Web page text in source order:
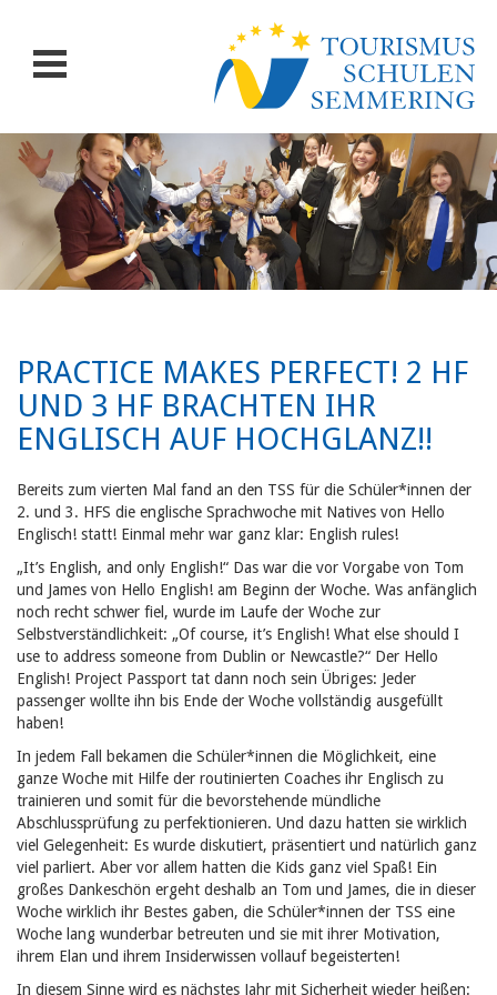
PRACTICE MAKES PERFECT! 2 HF
UND 3 HF BRACHTEN IHR
ENGLISCH AUF HOCHGLANZ!!
Bereits zum vierten Mal fand an den TSS für die Schüler*innen der
2. und 3. HFS die englische Sprachwoche mit Natives von Hello
Englisch! statt! Einmal mehr war ganz klar: English rules!
„It’s English, and only English!“ Das war die vor Vorgabe von Tom
und James von Hello English! am Beginn der Woche. Was anfänglich
noch recht schwer fiel, wurde im Laufe der Woche zur
Selbstverständlichkeit: „Of course, it’s English! What else should I
use to address someone from Dublin or Newcastle?“ Der Hello
English! Project Passport tat dann noch sein Übriges: Jeder
passenger wollte ihn bis Ende der Woche vollständig ausgefüllt
haben!
In jedem Fall bekamen die Schüler*innen die Möglichkeit, eine
ganze Woche mit Hilfe der routinierten Coaches ihr Englisch zu
trainieren und somit für die bevorstehende mündliche
Abschlussprüfung zu perfektionieren. Und dazu hatten sie wirklich
viel Gelegenheit: Es wurde diskutiert, präsentiert und natürlich ganz
viel parliert. Aber vor allem hatten die Kids ganz viel Spaß! Ein
großes Dankeschön ergeht deshalb an Tom und James, die in dieser
Woche wirklich ihr Bestes gaben, die Schüler*innen der TSS eine
Woche lang wunderbar betreuten und sie mit ihrer Motivation,
ihrem Elan und ihrem Insiderwissen vollauf begeisterten!
In diesem Sinne wird es nächstes Jahr mit Sicherheit wieder heißen: